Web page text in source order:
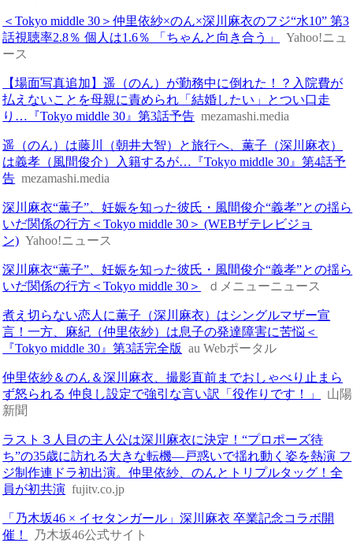
＜Tokyo middle 30＞仲里依紗×のん×深川麻衣のフジ“水10” 第3
話視聴率2.8％ 個人は1.6％ 「ちゃんと向き合う」
Yahoo!ニュ
ース
【場面写真追加】遥（のん）が勤務中に倒れた！？入院費が
払えないことを母親に責められ「結婚したい」とつい口走
り…『Tokyo middle 30』第3話予告 mezamashi.media
遥（のん）は藤川（朝井大智）と旅行へ、薫子（深川麻衣）
は義孝（風間俊介）入籍するが…『Tokyo middle 30』第4話予
告 mezamashi.media
深川麻衣“薫子”、妊娠を知った彼氏・風間俊介“義孝”との揺ら
いだ関係の行方＜Tokyo middle 30＞ (WEBザテレビジョ
ン) Yahoo!ニュース
深川麻衣“薫子”、妊娠を知った彼氏・風間俊介“義孝”との揺ら
いだ関係の行方＜Tokyo middle 30＞
ｄメニューニュース
煮え切らない恋人に薫子（深川麻衣）はシングルマザー宣
言！一方、麻紀（仲里依紗）は息子の発達障害に苦悩＜
『Tokyo middle 30』第3話完全版 au Webポータル
仲里依紗＆のん＆深川麻衣、撮影直前までおしゃべり止まら
ず怒られる 仲良し設定で強引な言い訳「役作りです！」
山陽
新聞
ラスト３人目の主人公は深川麻衣に決定！“プロポーズ待
ち”の35歳に訪れる大きな転機―戸惑いで揺れ動く姿を熱演 フ
ジ制作連ドラ初出演。仲里依紗、のんとトリプルタッグ！全
員が初共演 fujitv.co.jp
「乃木坂46 × イセタンガール」深川麻衣 卒業記念コラボ開
催！
乃木坂46公式サイト